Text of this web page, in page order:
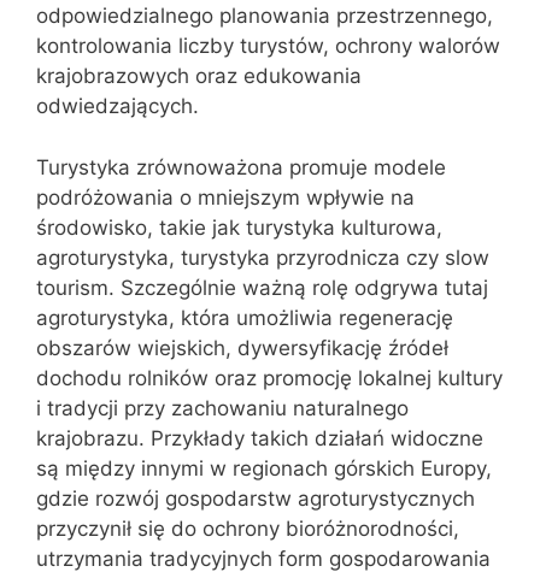
odpowiedzialnego planowania przestrzennego,
kontrolowania liczby turystów, ochrony walorów
krajobrazowych oraz edukowania
odwiedzających.
Turystyka zrównoważona promuje modele
podróżowania o mniejszym wpływie na
środowisko, takie jak turystyka kulturowa,
agroturystyka, turystyka przyrodnicza czy slow
tourism. Szczególnie ważną rolę odgrywa tutaj
agroturystyka, która umożliwia regenerację
obszarów wiejskich, dywersyfikację źródeł
dochodu rolników oraz promocję lokalnej kultury
i tradycji przy zachowaniu naturalnego
krajobrazu. Przykłady takich działań widoczne
są między innymi w regionach górskich Europy,
gdzie rozwój gospodarstw agroturystycznych
przyczynił się do ochrony bioróżnorodności,
utrzymania tradycyjnych form gospodarowania